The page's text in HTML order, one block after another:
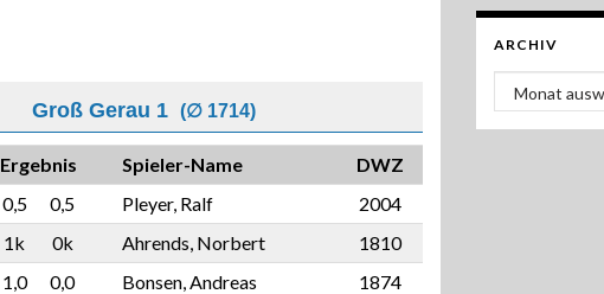
Groß Gerau 1 (∅ 1714)
Ergebnis Spieler-Name
DWZ
0,5 0,5 Pleyer, Ralf
2004
1k 0k Ahrends, Norbert
1810
1,0 0,0 Bonsen, Andreas
1874
ARCHIV
Archiv